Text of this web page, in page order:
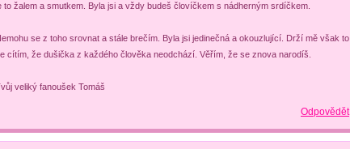
to žalem a smutkem. Byla jsi a vždy budeš človíčkem s nádherným srdíčkem.
se z toho srovnat a stále brečím. Byla jsi jedinečná a okouzlující. Drží mě však to,
cítím, že dušička z každého člověka neodchází. Věřím, že se znova narodíš.
veliký fanoušek Tomáš
Odpovědět